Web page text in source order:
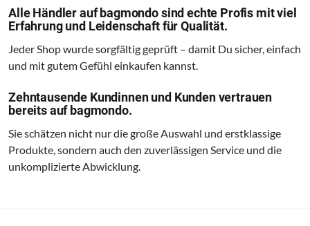
Alle Händler auf bagmondo sind echte Profis mit viel
Erfahrung und Leidenschaft für Qualität.
Jeder Shop wurde sorgfältig geprüft – damit Du sicher, einfach
und mit gutem Gefühl einkaufen kannst.
Zehntausende Kundinnen und Kunden vertrauen
bereits auf bagmondo.
Sie schätzen nicht nur die große Auswahl und erstklassige
Produkte, sondern auch den zuverlässigen Service und die
unkomplizierte Abwicklung.